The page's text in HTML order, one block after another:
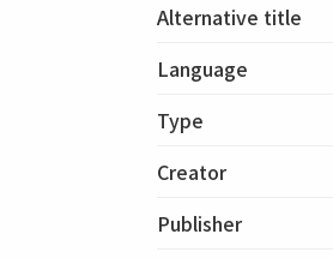
Alternative title
Language
Type
Creator
Publisher